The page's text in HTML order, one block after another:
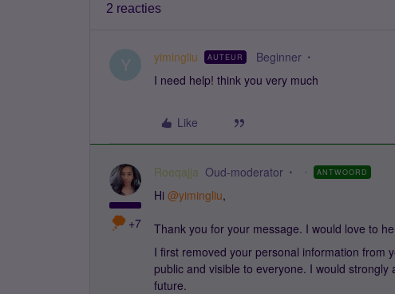
2 reacties
Y yimingliu AUTEUR Beginner
I need help! think you very much
Like
+7
Roeqajja Oud-moderator ANTWOORD
Hi ​ @yimingliu,
Thank you for your message. I would love to
I first removed your personal information from
public and visible to everyone. I would
future.